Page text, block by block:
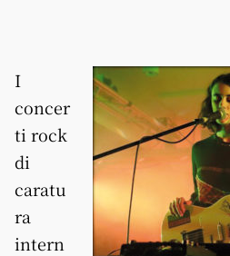
I
concer
ti rock
di
caratu
ra
intern